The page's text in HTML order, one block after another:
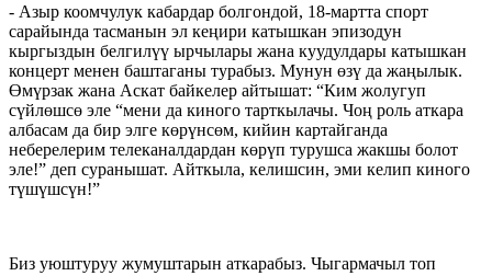
- Азыр коомчулук кабардар болгондой, 18-мартта спорт
сарайында тасманын эл кеңири катышкан эпизодун
кыргыздын белгилүү ырчылары жана куудулдары катышкан
концерт менен баштаганы турабыз. Мунун өзү да жаңылык.
Өмүрзак жана Аскат байкелер айтышат: “Ким жолугуп
сүйлөшсө эле “мени да киного тарткылачы. Чоң роль аткара
албасам да бир элге көрүнсөм, кийин картайганда
неберелерим телеканалдардан көрүп турушса жакшы болот
эле!” деп суранышат. Айткыла, келишсин, эми келип киного
түшүшсүн!”
Биз уюштуруу жумуштарын аткарабыз. Чыгармачыл топ